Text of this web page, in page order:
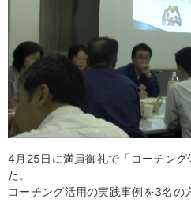
4月25日に満員御礼で「コーチング
た。
コーチング活用の実践事例を3名の